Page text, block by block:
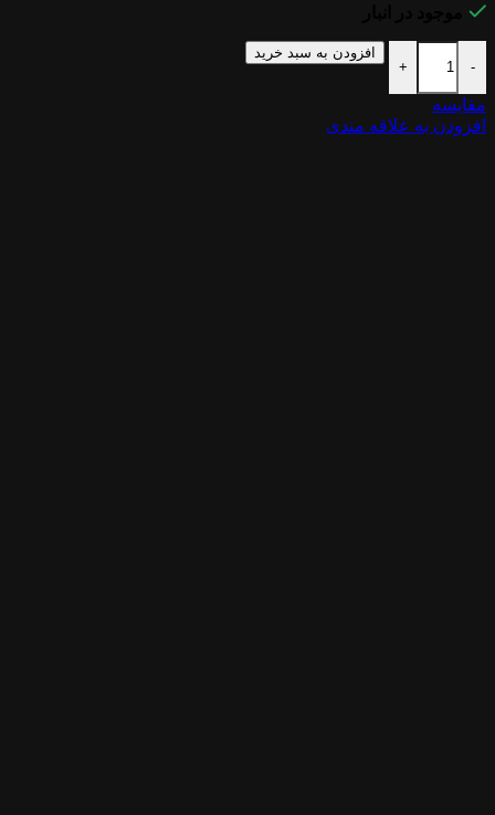
-
+
افزودن به سبد خرید
مقایسه
افزودن به علاقه مندی